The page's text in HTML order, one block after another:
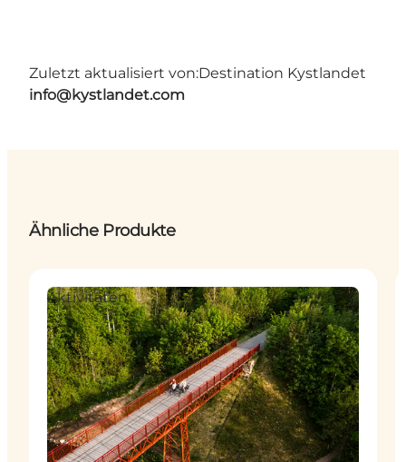
Zuletzt aktualisiert von:Destination Kystlandet
info@kystlandet.com
Ähnliche Produkte
Aktivitäten